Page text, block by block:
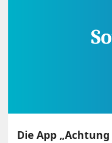
Die App